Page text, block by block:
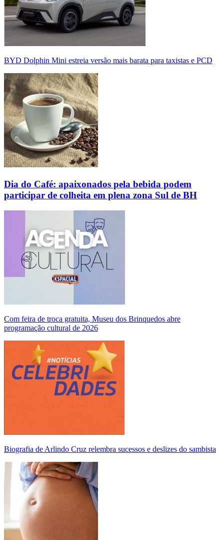
BYD Dolphin Mini estreia versão mais barata para taxistas e PCD
Dia do Café: apaixonados pela bebida podem
participar de colheita em plena zona Sul de BH
Com feira de troca gratuita, Museu dos Brinquedos abre
programação cultural de 2026
Biografia de Arlindo Cruz relembra sucessos e deslizes do sambista